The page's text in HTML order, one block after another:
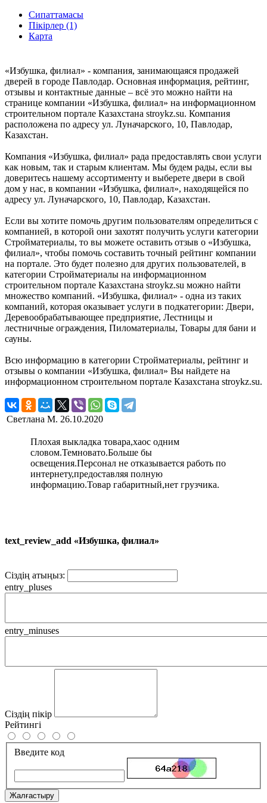
Сипаттамасы
Пікірлер (1)
Карта
«Избушка, филиал» - компания, занимающаяся продажей
дверей в городе Павлодар. Основная информация, рейтинг,
отзывы и контактные данные – всё это можно найти на
странице компании «Избушка, филиал» на информационном
строительном портале Казахстана stroykz.su. Компания
расположена по адресу ул. Луначарского, 10, Павлодар,
Казахстан.
Компания «Избушка, филиал» рада предоставлять свои услуги
как новым, так и старым клиентам. Мы будем рады, если вы
доверитесь нашему ассортименту и выберете двери в свой
дом у нас, в компании «Избушка, филиал», находящейся по
адресу ул. Луначарского, 10, Павлодар, Казахстан.
Если вы хотите помочь другим пользователям определиться с
компанией, в которой они захотят получить услуги категории
Стройматериалы, то вы можете оставить отзыв о «Избушка,
филиал», чтобы помочь составить точный рейтинг компании
на портале. Это будет полезно для других пользователей, в
категории Стройматериалы на информационном
строительном портале Казахстана stroykz.su можно найти
множество компаний. «Избушка, филиал» - одна из таких
компаний, которая оказывает услуги в подкатегории: Двери,
Деревообрабатывающее предприятие, Лестницы и
лестничные ограждения, Пиломатериалы, Товары для бани и
сауны.
Всю информацию в категории Стройматериалы, рейтинг и
отзывы о компании «Избушка, филиал» Вы найдете на
информационном строительном портале Казахстана stroykz.su.
Светлана М. 26.10.2020
Плохая выкладка товара,хаос одним
словом.Темновато.Больше бы
освещения.Персонал не отказывается работь по
интернету,предоставляя полную
информацию.Товар габаритный,нет грузчика.
text_review_add «Избушка, филиал»
Сіздің атыңыз:
entry_pluses
entry_minuses
Сіздің пікір
Рейтингі
Введите код
Жалғастыру